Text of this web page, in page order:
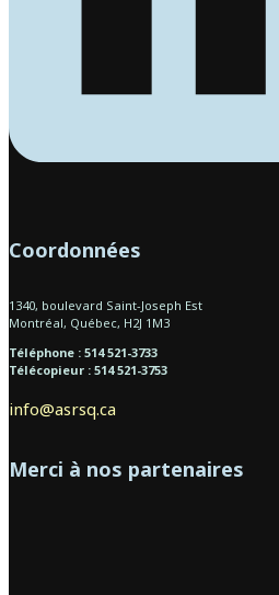
Coordonnées
1340, boulevard Saint-Joseph Est
Montréal, Québec, H2J 1M3
Téléphone : 514 521-3733
Télécopieur : 514 521-3753
info@asrsq.ca
Merci à nos partenaires